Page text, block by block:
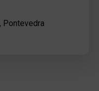
Pontevedra